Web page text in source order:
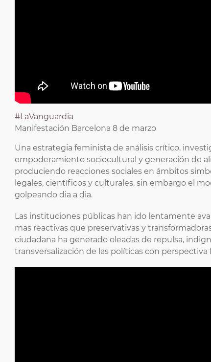
#LaVanguardia
Manifestación Barcelona 8 de marzo
Una estrategia feminista de análisis crítico,
empoderamiento sociocultural y generación de
produciendo reacciones sociales en ámbitos
legales, científicos y culturales, sin embargo el
golpeando dia a dia.
Las instituciones públicas han ido lentamente
mas reactivas que preservativas y
ciudadana ha generado oleadas de repulsa,
transversalización de las políticas con perspectiva